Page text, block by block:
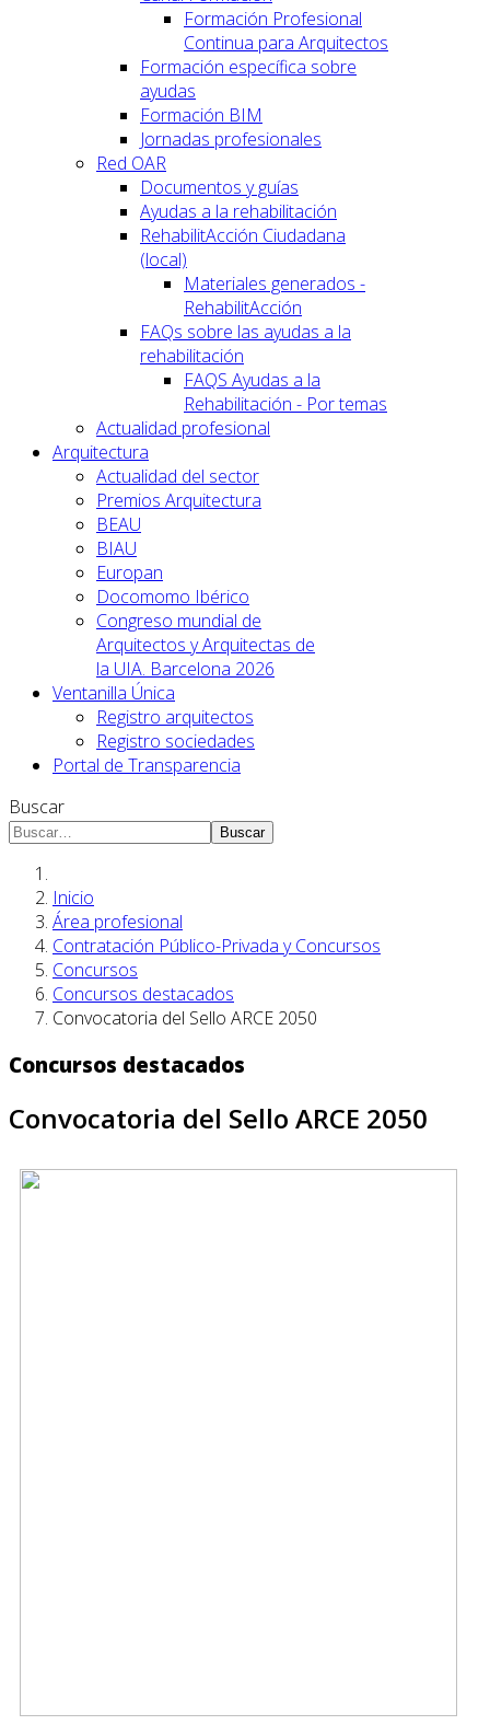
Formación Profesional
Continua para Arquitectos
Formación específica sobre
ayudas
Formación BIM
Jornadas profesionales
Red OAR
Documentos y guías
Ayudas a la rehabilitación
RehabilitAcción Ciudadana
(local)
Materiales generados -
RehabilitAcción
FAQs sobre las ayudas a la
rehabilitación
FAQS Ayudas a la
Rehabilitación - Por temas
Actualidad profesional
Arquitectura
Actualidad del sector
Premios Arquitectura
BEAU
BIAU
Europan
Docomomo Ibérico
Congreso mundial de
Arquitectos y Arquitectas de
la UIA. Barcelona 2026
Ventanilla Única
Registro arquitectos
Registro sociedades
Portal de Transparencia
Buscar
Buscar
Inicio
Área profesional
Contratación Público-Privada y Concursos
Concursos
Concursos destacados
Convocatoria del Sello ARCE 2050
Concursos destacados
Convocatoria del Sello ARCE 2050